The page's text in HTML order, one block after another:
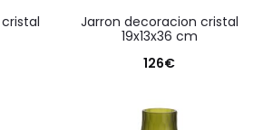
jarron decoracion cristal
19x13x36 cm
126€